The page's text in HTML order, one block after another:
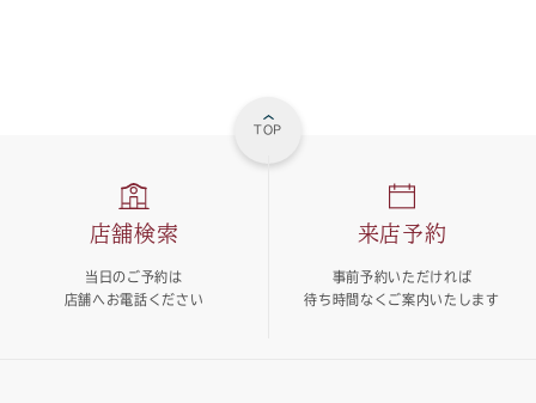
TOP
店舗検索
当日のご予約は
店舗へお電話ください
来店予約
事前予約いただければ
待ち時間なくご案内いたします